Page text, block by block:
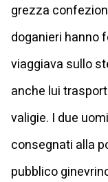
grezza
doganieri hanno
viaggiava sullo
anche lui
valigie. I due
consegnati alla
pubblico